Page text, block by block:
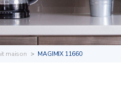
maison MAGIMIX 11660